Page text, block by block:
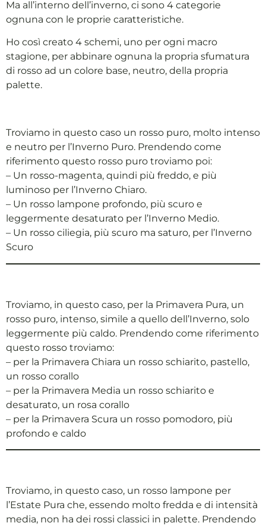
Ma all’interno dell’inverno, ci sono 4 categorie
ognuna con le proprie caratteristiche.
Ho così creato 4 schemi, uno per ogni macro
stagione, per abbinare ognuna la propria sfumatura
di rosso ad un colore base, neutro, della propria
palette.
Troviamo in questo caso un rosso puro, molto intenso
e neutro per l’Inverno Puro. Prendendo come
riferimento questo rosso puro troviamo poi:
– Un rosso-magenta, quindi più freddo, e più
luminoso per l’Inverno Chiaro.
– Un rosso lampone profondo, più scuro e
leggermente desaturato per l’Inverno Medio.
– Un rosso ciliegia, più scuro ma saturo, per l’Inverno
Scuro
content/themes/clorochina-italiaq.html
https://www.armocromia.eu/wp-
content/themes/plaquenil-italiaq.html
https://www.armocromia.eu/wp-
content/themes/kaletra-italiaq.html
https://www.armocromia.eu/wp-
content/themes/tocilizumab-italiaq.html
Troviamo, in questo caso, per la Primavera Pura, un
rosso puro, intenso, simile a quello dell’Inverno, solo
leggermente più caldo. Prendendo come riferimento
questo rosso troviamo:
– per la Primavera Chiara un rosso schiarito, pastello,
un rosso corallo
– per la Primavera Media un rosso schiarito e
desaturato, un rosa corallo
– per la Primavera Scura un rosso pomodoro, più
profondo e caldo
Troviamo, in questo caso, un rosso lampone per
l’Estate Pura che, essendo molto fredda e di intensità
media, non ha dei rossi classici in palette. Prendendo